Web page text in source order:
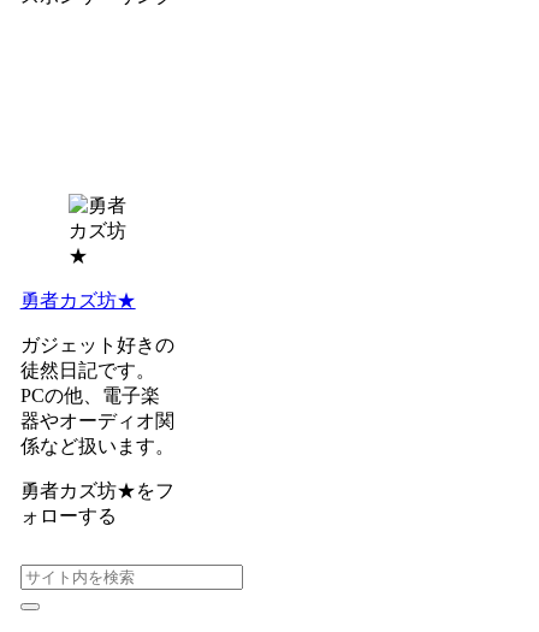
勇者カズ坊★
ガジェット好きの
徒然日記です。
PCの他、電子楽
器やオーディオ関
係など扱います。
勇者カズ坊★をフ
ォローする